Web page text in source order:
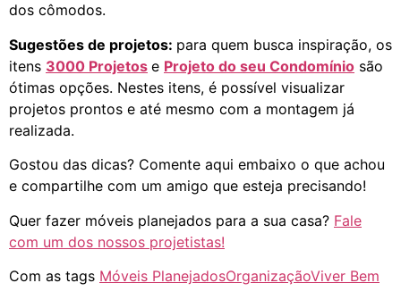
dos cômodos.
Sugestões de projetos: para quem busca inspiração, os
itens 3000 Projetos e Projeto do seu Condomínio são
ótimas opções. Nestes itens, é possível visualizar
projetos prontos e até mesmo com a montagem já
realizada.
Gostou das dicas? Comente aqui embaixo o que achou
e compartilhe com um amigo que esteja precisando!
Quer fazer móveis planejados para a sua casa? Fale
com um dos nossos projetistas!
Com as tags Móveis PlanejadosOrganizaçãoViver Bem